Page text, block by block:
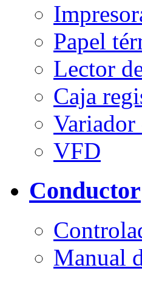
Papel
Lector
Caja
Variador
VFD
Conductor
Manual